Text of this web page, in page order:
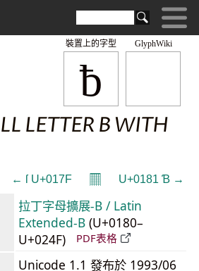
GlyphWiki
ƀ
裝置上的字型
LETTER B WITH
← ſ U+017F 𝄜 U+0181 Ɓ →
拉丁字母擴展-B / Latin
Extended-B (U+0180–
U+024F)
PDF表格
Unicode 1.1 發布於 1993/06